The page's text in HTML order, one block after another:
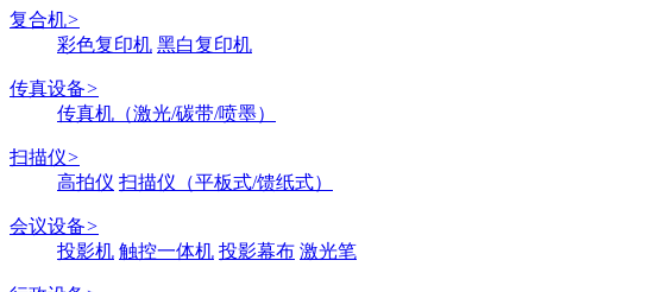
复合机>
彩色复印机 黑白复印机
传真设备>
传真机（激光/碳带/喷墨）
扫描仪>
高拍仪 扫描仪（平板式/馈纸式）
会议设备>
投影机 触控一体机 投影幕布 激光笔